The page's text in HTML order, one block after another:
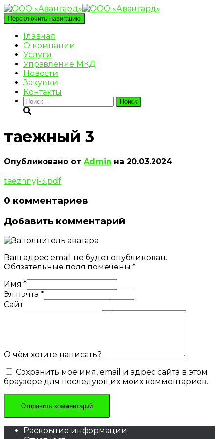
Переключить навигацию
Главная
О компании
Услуги
Управление МКД
Новости
Закупки
Контакты
Найти:
таежный 3
Опубликовано от Admin на 20.03.2024
taezhnyj-3.pdf
0 комментариев
Добавить комментарий
Ваш адрес email не будет опубликован.
Обязательные поля помечены *
Имя *
Эл.почта *
Сайт
О чём хотите написать?
Сохранить моё имя, email и адрес сайта в этом
браузере для последующих моих комментариев.
Раскрытие информации